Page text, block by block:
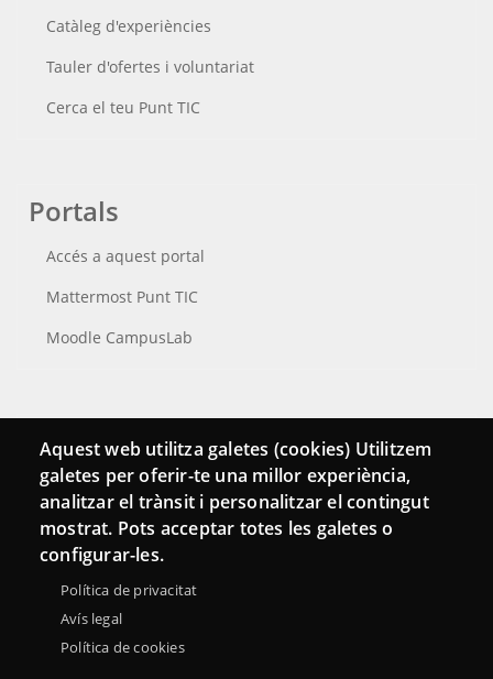
Catàleg d'experiències
Tauler d'ofertes i voluntariat
Cerca el teu Punt TIC
Portals
Accés a aquest portal
Mattermost Punt TIC
Moodle CampusLab
Connecta
Bustia de contacte
Butlletins
Aquest web utilitza galetes (cookies) Utilitzem
galetes per oferir-te una millor experiència,
analitzar el trànsit i personalitzar el contingut
mostrat. Pots acceptar totes les galetes o
configurar-les.
Política de privacitat
Avís legal
Política de cookies